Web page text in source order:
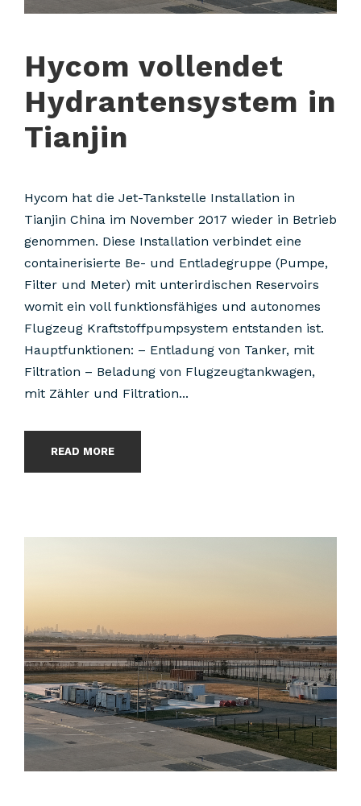
Hycom vollendet
Hydrantensystem in
Tianjin
Hycom hat die Jet-Tankstelle Installation in
Tianjin China im November 2017 wieder in Betrieb
genommen. Diese Installation verbindet eine
containerisierte Be- und Entladegruppe (Pumpe,
Filter und Meter) mit unterirdischen Reservoirs
womit ein voll funktionsfähiges und autonomes
Flugzeug Kraftstoffpumpsystem entstanden ist.
Hauptfunktionen: – Entladung von Tanker, mit
Filtration – Beladung von Flugzeugtankwagen,
mit Zähler und Filtration...
READ MORE